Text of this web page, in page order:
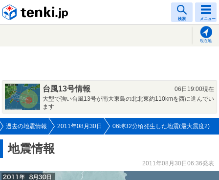
検索 メニュー
現在地
台風13号情報
06日19:00現在
大型で強い台風13号が南大東島の北北東約110kmを西に進んでい
ます
過去の地震情報 2011年08月30日 06時32分頃発生した地震(最大震度2)
地震情報
2011年08月30日06:36発表